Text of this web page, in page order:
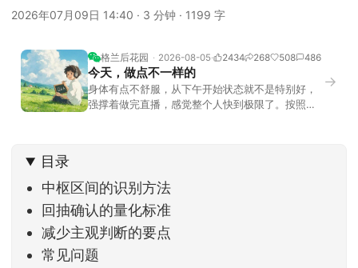
2026年07月09日 14:40 · 3 分钟 · 1199 字
格兰后花园 2026-08-05 2434 268 508 486
今天，做点不一样的
身体有点不舒服，从下午开始状态就不是特别好，
强撑着做完直播，感觉整个人快到极限了。按照平
问的，可以给他点个赞。晚些时候，我会按点赞数
量挑选5个比较
→
目录
中枢区间的识别方法
回抽确认的量化标准
减少主观判断的要点
常见问题